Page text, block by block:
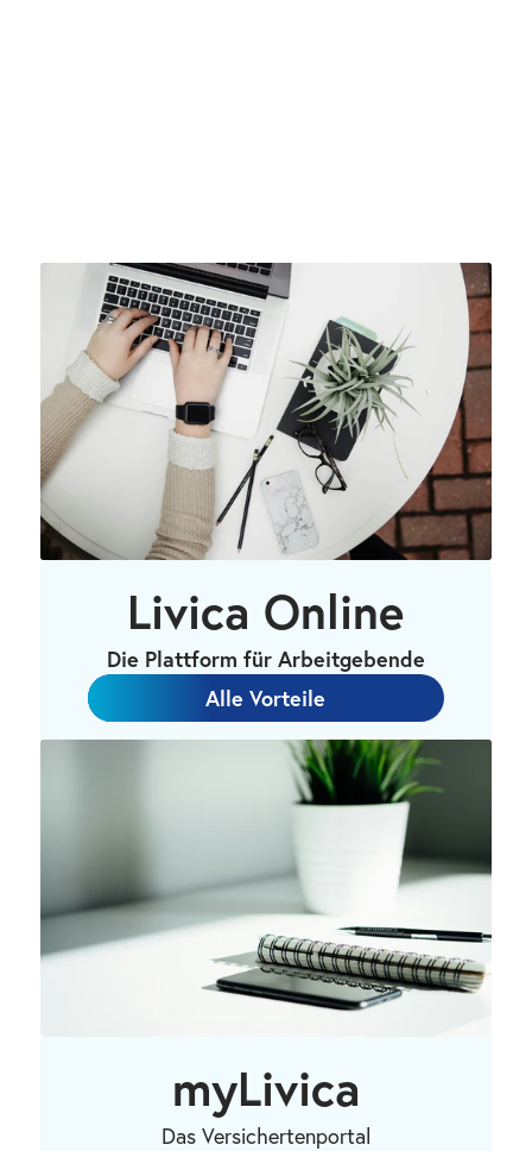
Livica Online
Die Plattform für Arbeitgebende
Alle Vorteile
myLivica
Das Versichertenportal